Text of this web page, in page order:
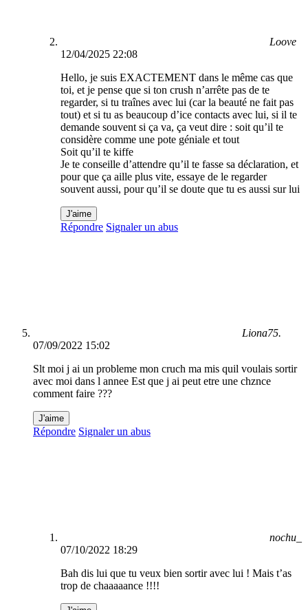
Loove
12/04/2025 22:08
Hello, je suis EXACTEMENT dans le même cas que
toi, et je pense que si ton crush n’arrête pas de te
regarder, si tu traînes avec lui (car la beauté ne fait pas
tout) et si tu as beaucoup d’ice contacts avec lui, si il te
demande souvent si ça va, ça veut dire : soit qu’il te
considère comme une pote géniale et tout
Soit qu’il te kiffe
Je te conseille d’attendre qu’il te fasse sa déclaration, et
pour que ça aille plus vite, essaye de le regarder
souvent aussi, pour qu’il se doute que tu es aussi sur lui
J'aime
Répondre Signaler un abus
Liona75.
07/09/2022 15:02
Slt moi j ai un probleme mon cruch ma mis quil voulais sortir
avec moi dans l annee Est que j ai peut etre une chznce
comment faire ???
J'aime
Répondre Signaler un abus
nochu_
07/10/2022 18:29
Bah dis lui que tu veux bien sortir avec lui ! Mais t’as
trop de chaaaaance !!!!